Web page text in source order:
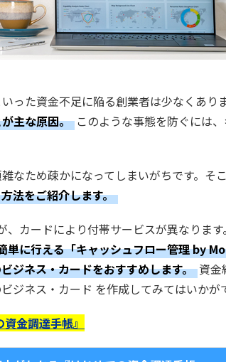
った資金不足に陥る創業者は少なくあり
主な原因。 このような事態を防ぐには
なため疎かになってしまいがちです。そこ
法をご紹介します。
カードにより付帯サービスが異なりま
単に行える「キャッシュフロー管理 by
ジネス・カードをおすすめします。 資金
ジネス・カード を作成してみてはいかが
金調達手帳』